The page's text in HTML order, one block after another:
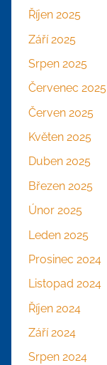
Říjen 2025
Září 2025
Srpen 2025
Červenec 2025
Červen 2025
Květen 2025
Duben 2025
Březen 2025
Únor 2025
Leden 2025
Prosinec 2024
Listopad 2024
Říjen 2024
Září 2024
Srpen 2024